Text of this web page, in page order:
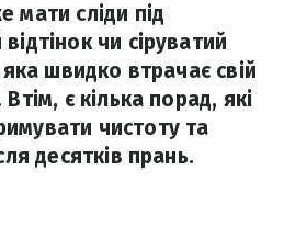
мати сліди під
чи сіруватий
швидко втрачає свій
є кілька порад, які
чистоту та
десятків прань.